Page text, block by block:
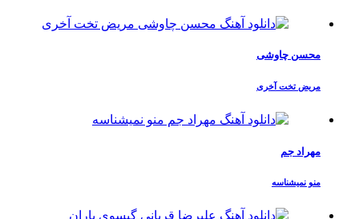
محسن چاوشی
مریض تخت آخری
مهراد جم
منو نمیشناسه